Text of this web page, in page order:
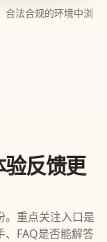
合法合规的环境中浏
反馈更
。重点关注入口是
、FAQ是否能解答